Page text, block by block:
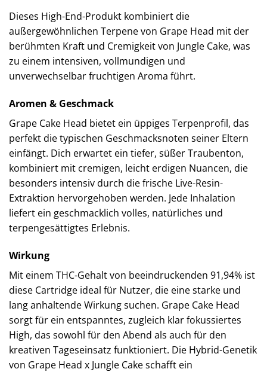
Dieses High-End-Produkt kombiniert die
außergewöhnlichen Terpene von Grape Head mit der
berühmten Kraft und Cremigkeit von Jungle Cake, was
zu einem intensiven, vollmundigen und
unverwechselbar fruchtigen Aroma führt.
Aromen & Geschmack
Grape Cake Head bietet ein üppiges Terpenprofil, das
perfekt die typischen Geschmacksnoten seiner Eltern
einfängt. Dich erwartet ein tiefer, süßer Traubenton,
kombiniert mit cremigen, leicht erdigen Nuancen, die
besonders intensiv durch die frische Live-Resin-
Extraktion hervorgehoben werden. Jede Inhalation
liefert ein geschmacklich volles, natürliches und
terpengesättigtes Erlebnis.
Wirkung
Mit einem THC-Gehalt von beeindruckenden 91,94% ist
diese Cartridge ideal für Nutzer, die eine starke und
lang anhaltende Wirkung suchen. Grape Cake Head
sorgt für ein entspanntes, zugleich klar fokussiertes
High, das sowohl für den Abend als auch für den
kreativen Tageseinsatz funktioniert. Die Hybrid-Genetik
von Grape Head x Jungle Cake schafft ein